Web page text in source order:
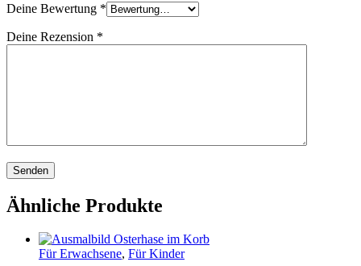
Deine Bewertung *
Deine Rezension *
Ähnliche Produkte
Für Erwachsene, Für Kinder